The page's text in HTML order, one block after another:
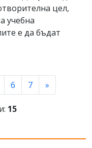
цел,
учебна
е да бъдат
6 7 »
15